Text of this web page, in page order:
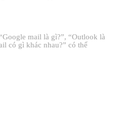
mail là gì?”, “Outlook là
có gì khác nhau?” có thể